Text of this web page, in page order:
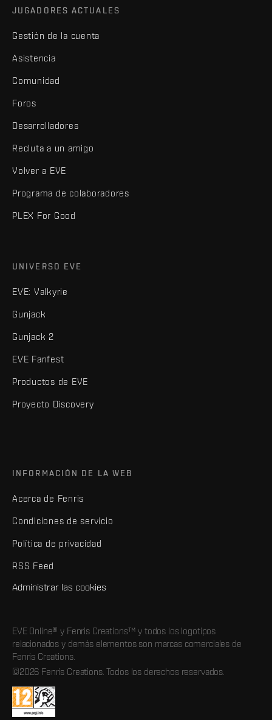
JUGADORES ACTUALES
Gestión de la cuenta
Asistencia
Comunidad
Foros
Desarrolladores
Recluta a un amigo
Volver a EVE
Programa de colaboradores
PLEX For Good
UNIVERSO EVE
EVE: Valkyrie
Gunjack
Gunjack 2
EVE Fanfest
Productos de EVE
Proyecto Discovery
INFORMACIÓN DE LA WEB
Acerca de Fenris
Condiciones de servicio
Política de privacidad
RSS Feed
Administrar las cookies
EVE Online® y Fenris Creations™ y todos los logotipos
relacionados y demás elementos son marcas comerciales de
Fenris Creations.
©2026 Fenris Creations. Todos los derechos reservados.